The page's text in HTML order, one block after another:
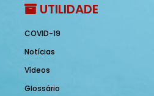
UTILIDADE
COVID-19
Notícias
Vídeos
Glossário